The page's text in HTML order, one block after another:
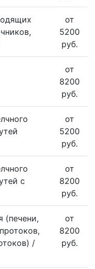
от
5200
руб.
от
8200
руб.
от
5200
руб.
с
от
8200
руб.
(печени,
/
от
8200
руб.